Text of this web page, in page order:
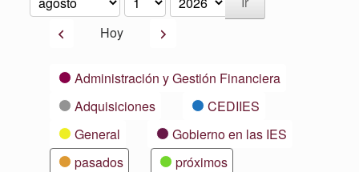
Mes
Día
Año
AnteriorHoy Siguiente
CategoríasAdministración y Gestión Financiera
Adquisiciones
CEDIIES
General
Gobierno en las IES
pasados
próximos